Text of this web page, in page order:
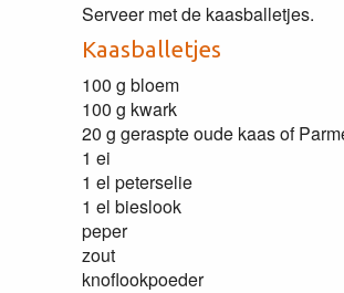
Serveer met de kaasballetjes.
Kaasballetjes
100 g bloem
100 g kwark
20 g geraspte oude kaas of
1 ei
1 el peterselie
1 el bieslook
peper
zout
knoflookpoeder